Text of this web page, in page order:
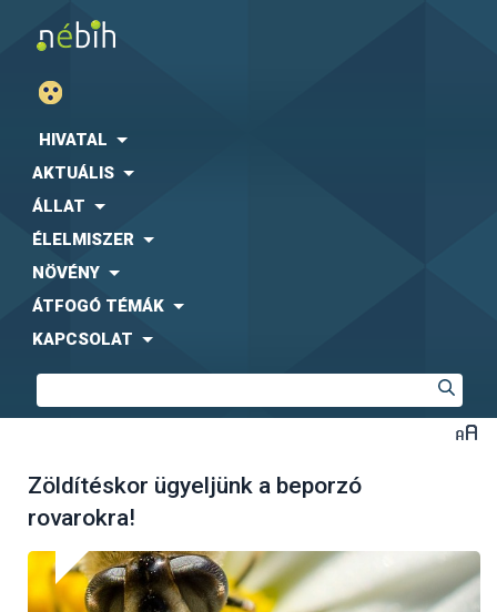
HIVATAL
AKTUÁLIS
ÁLLAT
ÉLELMISZER
NÖVÉNY
ÁTFOGÓ TÉMÁK
KAPCSOLAT
Zöldítéskor ügyeljünk a beporzó
rovarokra!